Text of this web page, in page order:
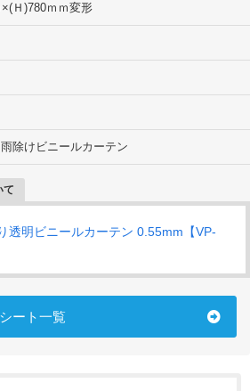
Ｈ)780ｍｍ変形
除けビニールカーテン
て
透明ビニールカーテン 0.55mm【VP-
ート一覧